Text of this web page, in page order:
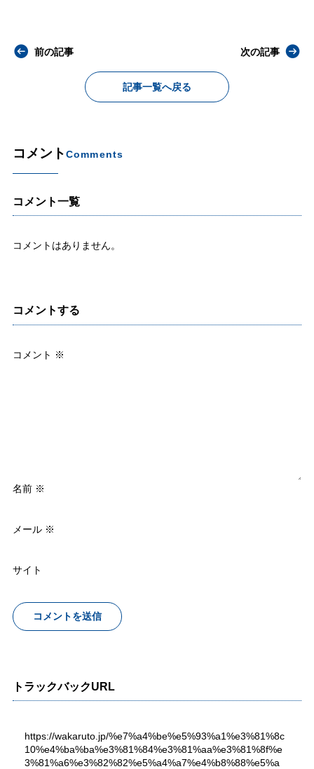
前の記事
記事一覧へ戻る
次の記事
コメントComments
コメント一覧
コメントはありません。
コメントする
コメント ※
名前 ※
メール ※
サイト
トラックバックURL
https://wakaruto.jp/%e7%a4%be%e5%93%a1%e3%81%8c
10%e4%ba%ba%e3%81%84%e3%81%aa%e3%81%8f%e
3%81%a6%e3%82%82%e5%a4%a7%e4%b8%88%e5%a